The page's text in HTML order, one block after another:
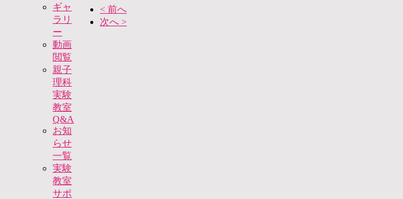
ギャ
ラリ
ー
動画
閲覧
親子
理科
実験
教室
Q&A
お知
らせ
一覧
実験
教室
サポ
< 前へ
次へ >